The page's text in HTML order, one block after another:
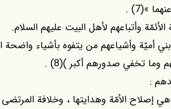
»(7) .
وأتباعهم لأهل البيت عليهم السلام.
أميّة وأشياعهم من يتفوه بأشياء واضحة
وما تخفي صدورهم أكبر )(8) .
:
هي إصلاح الأمّة وهدايتها ، وخلافة